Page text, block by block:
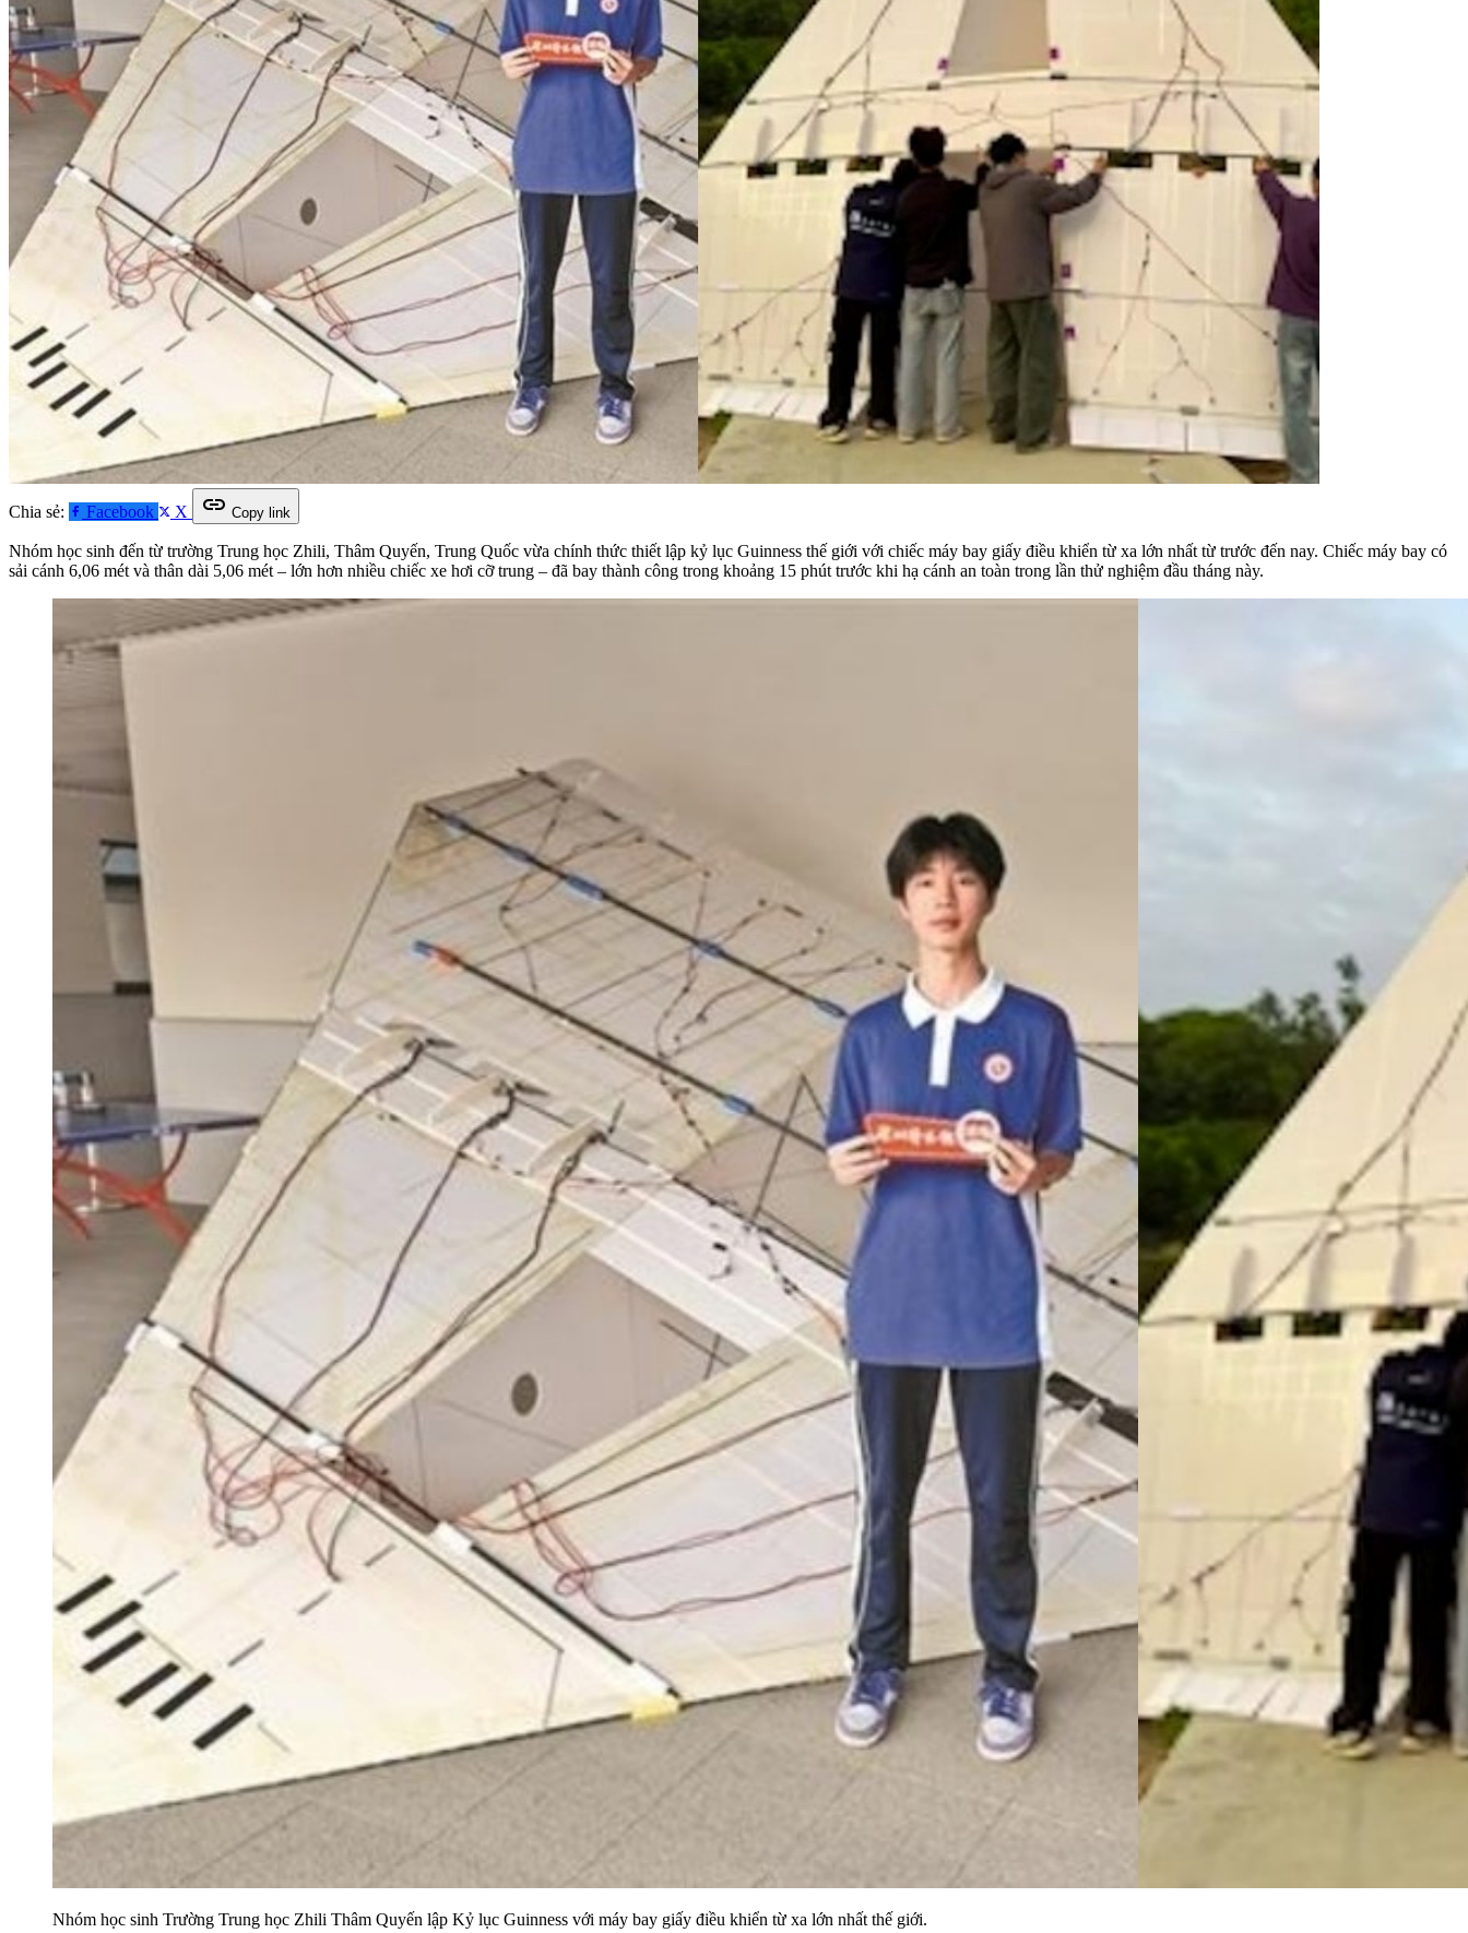
Chia sẻ: Facebook X link Copy link
Nhóm học sinh đến từ trường Trung học Zhili, Thâm Quyến, Trung Quốc vừa chính thức thiết lập kỷ lục Guinness thế giới với chiếc máy bay giấy điều khiển từ xa lớn nhất từ trước đến nay. Chiếc máy bay có
sải cánh 6,06 mét và thân dài 5,06 mét – lớn hơn nhiều chiếc xe hơi cỡ trung – đã bay thành công trong khoảng 15 phút trước khi hạ cánh an toàn trong lần thử nghiệm đầu tháng này.
Nhóm học sinh Trường Trung học Zhili Thâm Quyến lập Kỷ lục Guinness với máy bay giấy điều khiển từ xa lớn nhất thế giới.